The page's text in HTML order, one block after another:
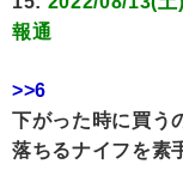
報通
>>6
下がった時に買う
落ちるナイフを素